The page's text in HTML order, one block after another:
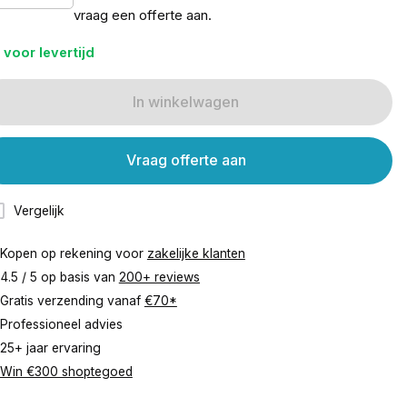
vraag een offerte aan.
voor levertijd
In winkelwagen
Vergelijk
Vraag offerte aan
Kopen op rekening voor zakelijke klanten
4.5 / 5 op basis van 200+ reviews
Gratis verzending vanaf €70*
Professioneel advies
25+ jaar ervaring
Win €300 shoptegoed